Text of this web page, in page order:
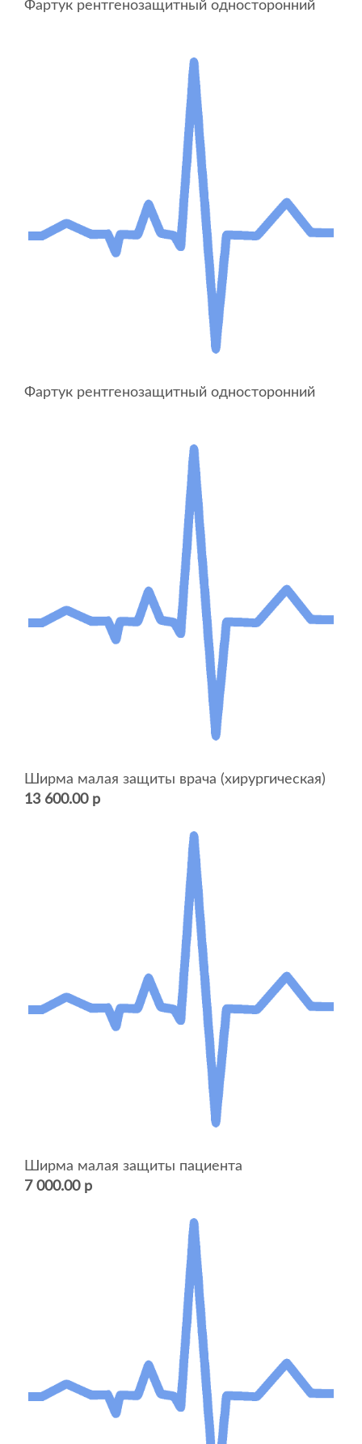
Фартук рентгенозащитный односторонний
Фартук рентгенозащитный односторонний
Ширма малая защиты врача (хирургическая)
13 600.00 р
Ширма малая защиты пациента
7 000.00 р